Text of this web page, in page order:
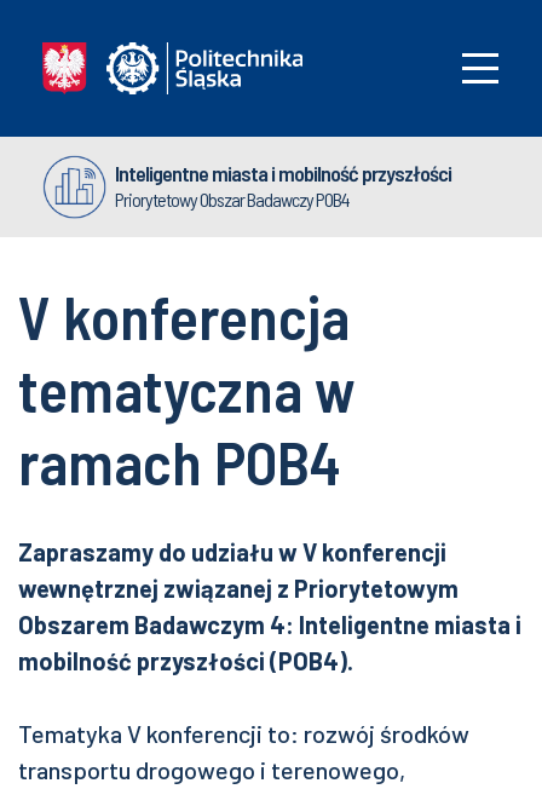
Inteligentne miasta i mobilność przyszłości
Priorytetowy Obszar Badawczy POB4
V konferencja
tematyczna w
ramach POB4
Zapraszamy do udziału w V konferencji
wewnętrznej związanej z Priorytetowym
Obszarem Badawczym 4: Inteligentne miasta i
mobilność przyszłości (POB4).
Tematyka V konferencji to: rozwój środków
transportu drogowego i terenowego,